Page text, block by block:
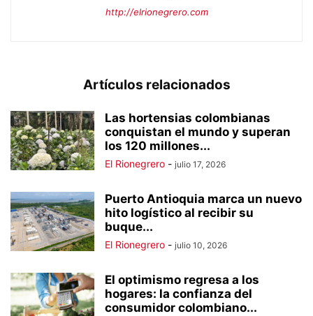
http://elrionegrero.com
Artículos relacionados
Las hortensias colombianas
conquistan el mundo y superan
los 120 millones...
El Rionegrero - julio 17, 2026
Puerto Antioquia marca un nuevo
hito logístico al recibir su
buque...
El Rionegrero - julio 10, 2026
El optimismo regresa a los
hogares: la confianza del
consumidor colombiano...